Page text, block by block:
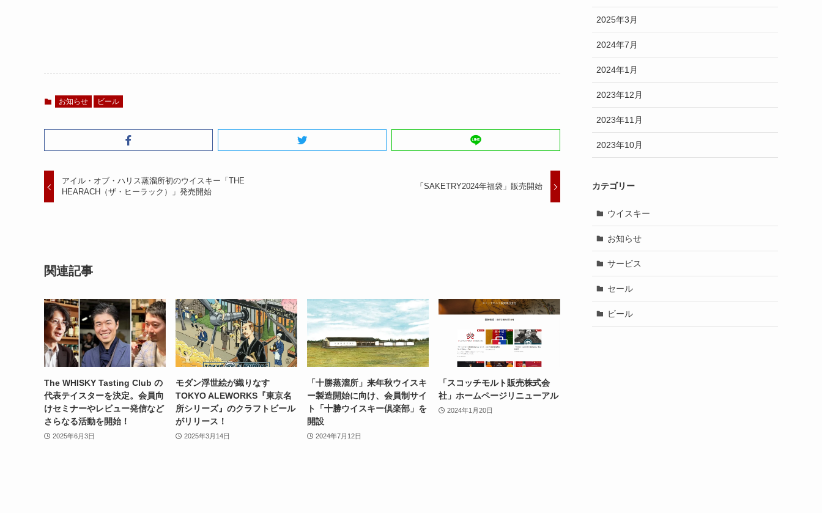
お知らせ ビール
アイル・オブ・ハリス蒸溜所初のウイスキー「THE
HEARACH（ザ・ヒーラック）」発売開始
「SAKETRY2024年福袋」販売開始
関連記事
The WHISKY Tasting Club の
代表テイスターを決定。会員向
けセミナーやレビュー発信など
さらなる活動を開始！
2025年6月3日
モダン浮世絵が織りなす
TOKYO ALEWORKS『東京名
所シリーズ』のクラフトビール
がリリース！
2025年3月14日
「十勝蒸溜所」来年秋ウイスキ
ー製造開始に向け、会員制サイ
ト「十勝ウイスキー倶楽部」を
開設
2024年7月12日
「スコッチモルト販売株式会
社」ホームページリニューアル
2024年1月20日
2025年3月
2024年7月
2024年1月
2023年12月
2023年11月
2023年10月
カテゴリー
ウイスキー
お知らせ
サービス
セール
ビール